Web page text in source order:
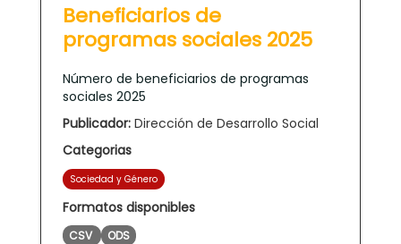
Beneficiarios de
programas sociales 2025
Número de beneficiarios de programas
sociales 2025
Publicador: Dirección de Desarrollo Social
Categorias
Sociedad y Género
Formatos disponibles
CSV ODS